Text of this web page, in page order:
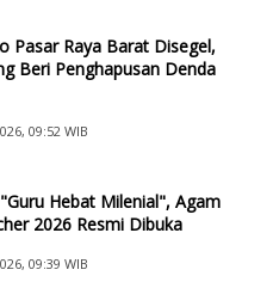
Pasar Raya Barat Disegel,
Beri Penghapusan Denda
09:52 WIB
Hebat Milenial", Agam
2026 Resmi Dibuka
09:39 WIB